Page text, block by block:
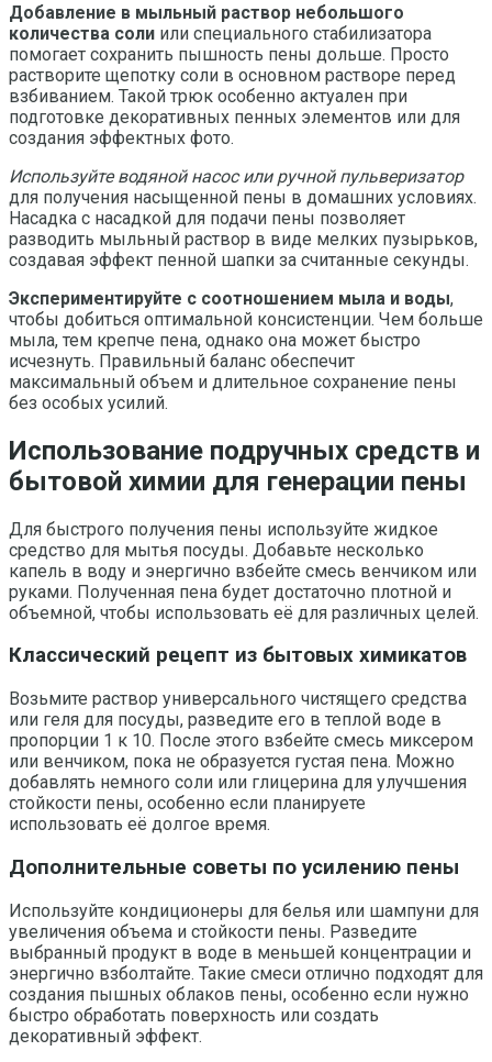
Добавление в мыльный раствор небольшого
количества соли или специального стабилизатора
помогает сохранить пышность пены дольше. Просто
растворите щепотку соли в основном растворе перед
взбиванием. Такой трюк особенно актуален при
подготовке декоративных пенных элементов или для
создания эффектных фото.
Используйте водяной насос или ручной пульверизатор
для получения насыщенной пены в домашних условиях.
Насадка с насадкой для подачи пены позволяет
разводить мыльный раствор в виде мелких пузырьков,
создавая эффект пенной шапки за считанные секунды.
Экспериментируйте с соотношением мыла и воды,
чтобы добиться оптимальной консистенции. Чем больше
мыла, тем крепче пена, однако она может быстро
исчезнуть. Правильный баланс обеспечит
максимальный объем и длительное сохранение пены
без особых усилий.
Использование подручных средств и
бытовой химии для генерации пены
Для быстрого получения пены используйте жидкое
средство для мытья посуды. Добавьте несколько
капель в воду и энергично взбейте смесь венчиком или
руками. Полученная пена будет достаточно плотной и
объемной, чтобы использовать её для различных целей.
Классический рецепт из бытовых химикатов
Возьмите раствор универсального чистящего средства
или геля для посуды, разведите его в теплой воде в
пропорции 1 к 10. После этого взбейте смесь миксером
или венчиком, пока не образуется густая пена. Можно
добавлять немного соли или глицерина для улучшения
стойкости пены, особенно если планируете
использовать её долгое время.
Дополнительные советы по усилению пены
Используйте кондиционеры для белья или шампуни для
увеличения объема и стойкости пены. Разведите
выбранный продукт в воде в меньшей концентрации и
энергично взболтайте. Такие смеси отлично подходят для
создания пышных облаков пены, особенно если нужно
быстро обработать поверхность или создать
декоративный эффект.